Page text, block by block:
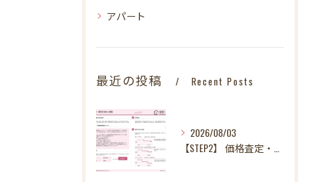
アパート
最近の投稿 Recent Posts
2026/08/03